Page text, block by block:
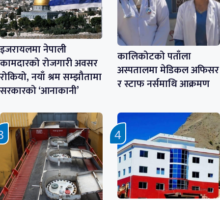
इजरायलमा नेपाली
कामदारको रोजगारी अवसर
रोकियो, नयाँ श्रम सम्झौतामा
सरकारको ‘आनाकानी’
कालिकोटको पताँला
अस्पतालमा मेडिकल अफिसर
र स्टाफ नर्समाथि आक्रमण